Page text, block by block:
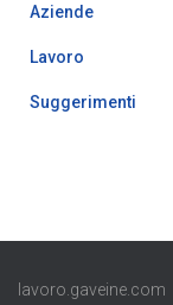
Aziende
Lavoro
Suggerimenti
lavoro.gaveine.com